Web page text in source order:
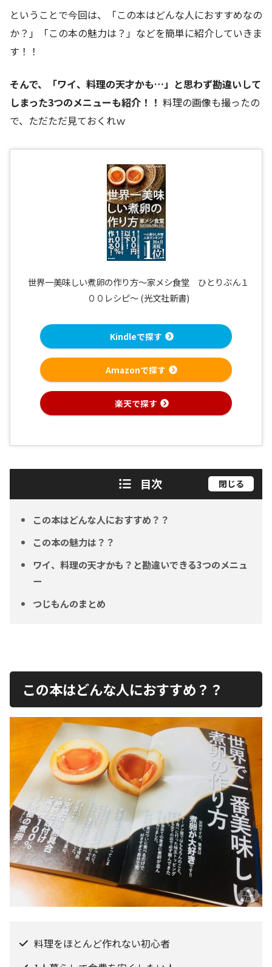
ということで今回は、「この本はどんな人におすすめなの
か？」「この本の魅力は？」などを簡単に紹介していきま
す！！
そんで、「ワイ、料理の天才かも…」と思わず勘違いして
しまった3つのメニューも紹介！！ 料理の画像も撮ったの
で、ただただ見ておくれｗ
世界一美味しい煮卵の作り方～家メシ食堂 ひとりぶん１
００レシピ～ (光文社新書)
Kindleで探す
Amazonで探す
楽天で探す
目次 閉じる
この本はどんな人におすすめ？？
この本の魅力は？？
ワイ、料理の天才かも？と勘違いできる3つのメニュ
ー
つじもんのまとめ
この本はどんな人におすすめ？？
料理をほとんど作れない初心者